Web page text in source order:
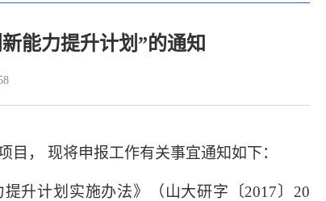
能力提升计划”的通知
目， 现将申报工作有关事宜通知如下：
提升计划实施办法》（山大研字 〔2017 〕 20